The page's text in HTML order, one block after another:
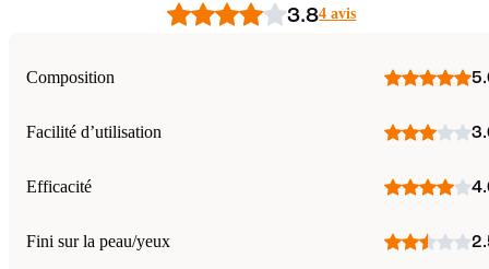
3.84 avis
Composition
Facilité d’utilisation
Efficacité
Fini sur la peau/yeux